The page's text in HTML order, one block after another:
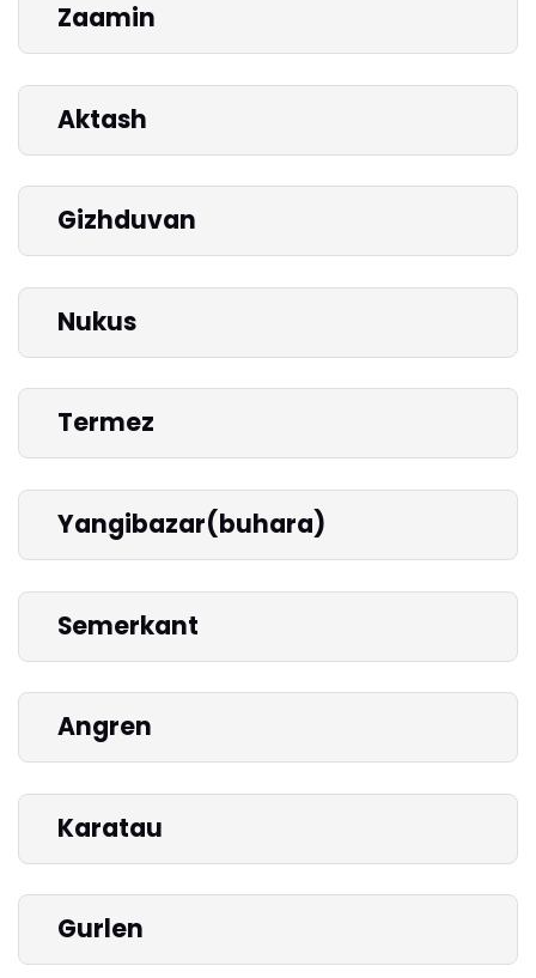
Zaamin
Aktash
Gizhduvan
Nukus
Termez
Yangibazar(buhara)
Semerkant
Angren
Karatau
Gurlen